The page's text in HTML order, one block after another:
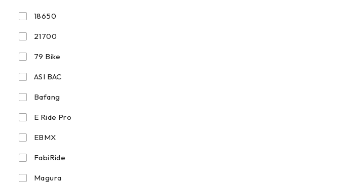
18650
21700
79 Bike
ASI BAC
Bafang
E Ride Pro
EBMX
FabiRide
Magura